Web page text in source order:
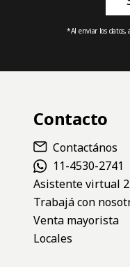
*Al enviar los datos,
Contacto
Contactános
11-4530-2741
Asistente virtual
Trabajá con
Venta mayorista
Locales